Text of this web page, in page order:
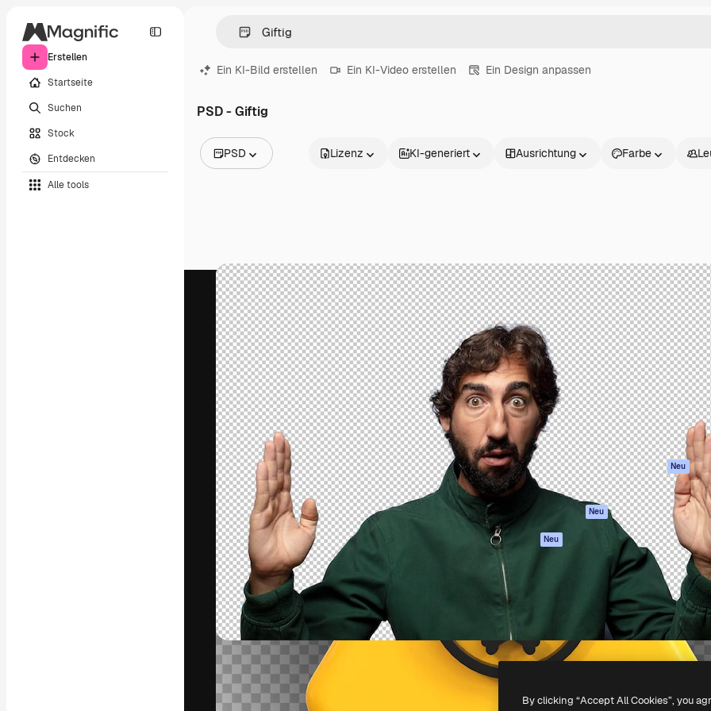
Erstellen
Startseite
Suchen
Stock
Entdecken
Alle tools
Ein KI-Bild erstellen Ein KI-Video erstellen Ein Design anpassen
PSD - Giftig
PSD
Videos
Filmmaterial
Motion Graphics
Videovorlagen
Icons
3D-Modelle
Schriftarten
Lizenz KI-generiert Ausrichtung Farbe
Die kreative Plattform, um deine beste
Arbeit zu verwirklichen. Mehr als 1 Million
Abonnenten unter Kreativen, Unternehmen,
Agenturen und Studios.
Deutsch
Produkte
Spaces
KI-Assistent
KI-Bildgenerator
KI-Videogenerator
KI-
Stimmengenerator
Stock-Inhalte
Claude/ChatGPT
Neu
Agenten Neu
API
Mobile App
Alle Magnific-Tools
Loslegen
Academy
Dokumentation
Support
AGB
Originale Neu
Cookie-Richtlinie
Partner
Unternehmen
Copyright © 2010-2026Freepik Company S.L.U.Alle Rechte vorbehalten.
By clicking “Accept All Cookies”, you